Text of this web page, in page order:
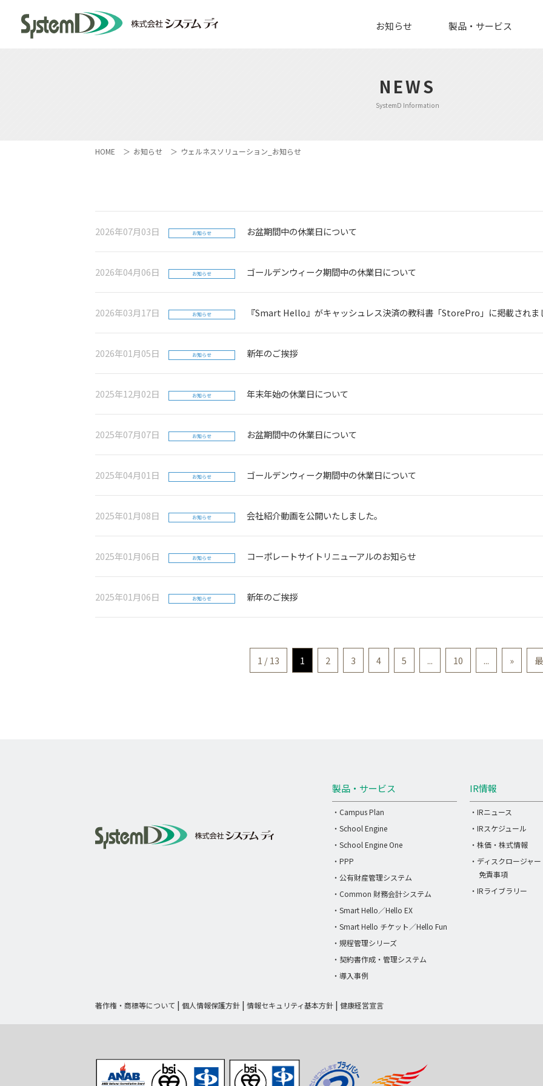
お知らせ 製品・サービス
NEWS
SystemD Information
HOME お知らせ ウェルネスソリューション_お知らせ
2026年07月03日 お知らせ お盆期間中の休業日について
2026年04月06日 お知らせ ゴールデンウィーク期間中の休業日について
2026年03月17日 お知らせ 『Smart Hello』がキャッシュレス決済の教科書「StorePro」に掲載されま
2026年01月05日 お知らせ 新年のご挨拶
2025年12月02日 お知らせ 年末年始の休業日について
2025年07月07日 お知らせ お盆期間中の休業日について
2025年04月01日 お知らせ ゴールデンウィーク期間中の休業日について
2025年01月08日 お知らせ 会社紹介動画を公開いたしました。
2025年01月06日 お知らせ コーポレートサイトリニューアルのお知らせ
2025年01月06日 お知らせ 新年のご挨拶
1 / 13 1 2 3 4 5 ... 10 ... »
製品・サービス
・Campus Plan
・School Engine
・School Engine One
・PPP
・公有財産管理システム
・Common 財務会計システム
・Smart Hello／Hello EX
・Smart Hello チケット／Hello Fun
・規程管理シリーズ
・契約書作成・管理システム
・導入事例
IR情報
・IRニュース
・IRスケジュール
・株価・株式情報
・ディスクロージャ
免責事項
・IRライブラリー
著作権・商標等について 個人情報保護方針 情報セキュリティ基本方針 健康経営宣言